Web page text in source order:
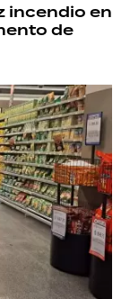
incendio en
de